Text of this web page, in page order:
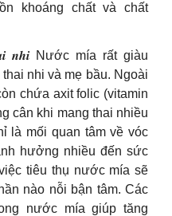
khoáng chất và chất
𝒏𝒉𝒊 Nước mía rất giàu
nhi và mẹ bầu. Ngoài
chứa axit folic (vitamin
cân khi mang thai nhiều
là mối quan tâm về vóc
hưởng nhiều đến sức
tiêu thụ nước mía sẽ
nào nỗi bận tâm. Các
nước mía giúp tăng